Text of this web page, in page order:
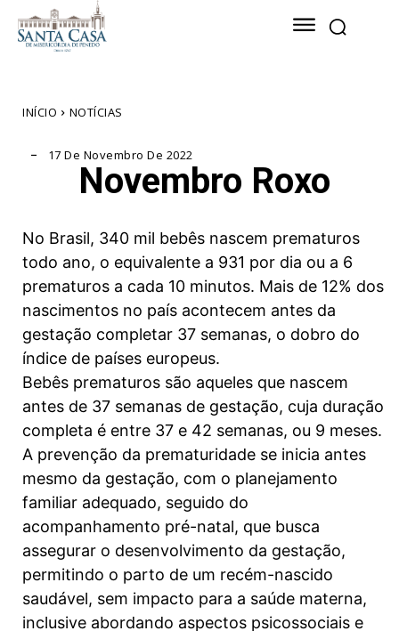
INÍCIO NOTÍCIAS
17 De Novembro De 2022
Novembro Roxo
No Brasil, 340 mil bebês nascem prematuros
todo ano, o equivalente a 931 por dia ou a 6
prematuros a cada 10 minutos. Mais de 12% dos
nascimentos no país acontecem antes da
gestação completar 37 semanas, o dobro do
índice de países europeus.
Bebês prematuros são aqueles que nascem
antes de 37 semanas de gestação, cuja duração
completa é entre 37 e 42 semanas, ou 9 meses.
A prevenção da prematuridade se inicia antes
mesmo da gestação, com o planejamento
familiar adequado, seguido do
acompanhamento pré-natal, que busca
assegurar o desenvolvimento da gestação,
permitindo o parto de um recém-nascido
saudável, sem impacto para a saúde materna,
inclusive abordando aspectos psicossociais e